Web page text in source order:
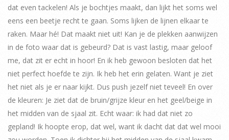
dat even tackelen! Als je bochtjes maakt, dan lijkt het soms wel
eens een beetje recht te gaan. Soms lijken de lijnen elkaar te
raken. Maar hé! Dat maakt niet uit! Kan je de plekken aanwijzen
in de foto waar dat is gebeurd? Dat is vast lastig, maar geloof
me, dat zit er echt in hoor! En ik heb gewoon besloten dat het
niet perfect hoefde te zijn. Ik heb het erin gelaten. Want je ziet
het niet als je er naar kijkt. Dus push jezelf niet teveel! En over
de kleuren: Je ziet dat de bruin/grijze kleur en het geel/beige in
het midden van de sjaal zit. Echt waar: ik had dat niet zo
gepland! Ik hoopte erop, dat wel, want ik dacht dat dat wel mooi